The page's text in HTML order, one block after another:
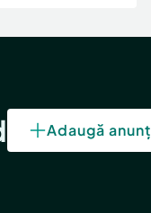
Adaugă anunț